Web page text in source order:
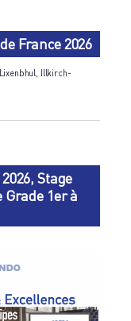
France 2026
Illkirch-
Stage
1er à